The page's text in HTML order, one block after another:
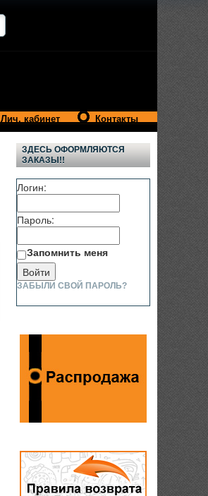
Лич. кабинет Контакты
ЗДЕСЬ ОФОРМЛЯЮТСЯ
ЗАКАЗЫ!!
Логин:
Пароль:
Запомнить меня
ЗАБЫЛИ СВОЙ ПАРОЛЬ?